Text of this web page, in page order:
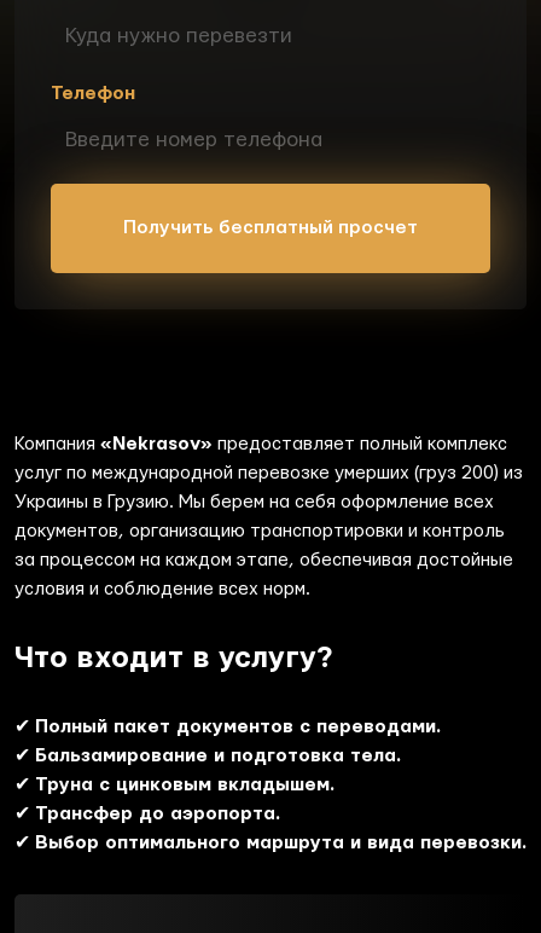
Телефон
Компания «Nekrasov» предоставляет полный комплекс
услуг по международной перевозке умерших (груз 200) из
Украины в Грузию. Мы берем на себя оформление всех
документов, организацию транспортировки и контроль
за процессом на каждом этапе, обеспечивая достойные
условия и соблюдение всех норм.
Что входит в услугу?
✔ Полный пакет документов с переводами.
✔ Бальзамирование и подготовка тела.
✔ Труна с цинковым вкладышем.
✔ Трансфер до аэропорта.
✔ Выбор оптимального маршрута и вида перевозки.